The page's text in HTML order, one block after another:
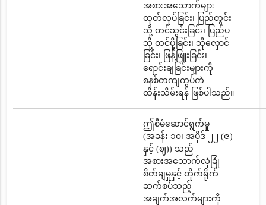
အစားအသောက်များ
ထုတ်လုပ်ခြင်း၊ ပြည်တွင်း
သို့ တင်သွင်းခြင်း၊ ပြည်ပ
သို့ တင်ပို့ခြင်း၊ သိုလှောင်
ခြင်း၊ ဖြန့်ဖြူးခြင်း၊
ရောင်းချခြင်းများကို
စနစ်တကျကွပ်ကဲ
ထိန်းသိမ်းရန် ဖြစ်ပါသည်။
ဤစီမံဆောင်ရွက်မှု
(အခန်း ၁၀၊ အပိုဒ် ၂၂ (ဇ)
နှင့် (ဈ)) သည်
အစားအသောက်လုံခြုံ
စိတ်ချမှုနှင့် တိုက်ရိုက်
ဆက်စပ်သည့်
အချက်အလက်များကို